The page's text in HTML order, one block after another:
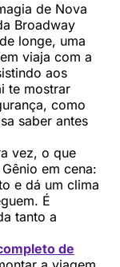
de Nova
Broadway
longe, uma
viaja com a
aos
te mostrar
como
saber antes
vez, o que
em cena:
e dá um clima
É
tanto a
de